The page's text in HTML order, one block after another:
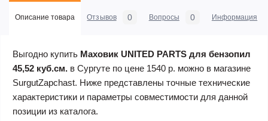
Описание товара Отзывов 0 Вопросы 0 Информация
Выгодно купить Маховик UNITED PARTS для бензопил
45,52 куб.см. в Сургуте по цене 1540 р. можно в магазине
SurgutZapchast. Ниже представлены точные технические
характеристики и параметры совместимости для данной
позиции из каталога.